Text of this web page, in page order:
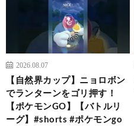
2026.08.07
【自然界カップ】ニョロボン
でランターンをゴリ押す！
【ポケモンGO】【バトルリ
ーグ】#shorts #ポケモンgo